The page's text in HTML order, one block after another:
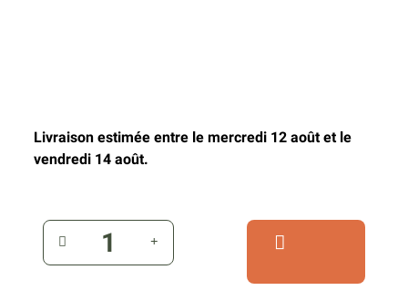
Livraison estimée entre le mercredi 12 août et le
vendredi 14 août.